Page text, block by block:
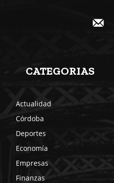
CATEGORIAS
Actualidad
Córdoba
Deportes
Economía
Empresas
Finanzas